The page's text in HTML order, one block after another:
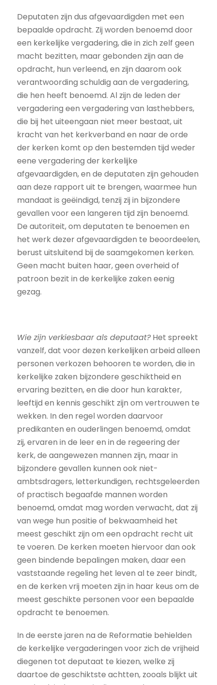
Deputaten zijn dus afgevaardigden met een
bepaalde opdracht. Zij worden benoemd door
een kerkelijke vergadering, die in zich zelf geen
macht bezitten, maar gebonden zijn aan de
opdracht, hun verleend, en zijn daarom ook
verantwoording schuldig aan de vergadering,
die hen heeft benoemd. Al zijn de leden der
vergadering een vergadering van lasthebbers,
die bij het uiteengaan niet meer bestaat, uit
kracht van het kerkverband en naar de orde
der kerken komt op den bestemden tijd weder
eene vergadering der kerkelijke
afgevaardigden, en de deputaten zijn gehouden
aan deze rapport uit te brengen, waarmee hun
mandaat is geëindigd, tenzij zij in bijzondere
gevallen voor een langeren tijd zijn benoemd.
De autoriteit, om deputaten te benoemen en
het werk dezer afgevaardigden te beoordeelen,
berust uitsluitend bij de saamgekomen kerken.
Geen macht buiten haar, geen overheid of
patroon bezit in de kerkelijke zaken eenig
gezag.
Wie zijn verkiesbaar als deputaat?Het spreekt
vanzelf, dat voor dezen kerkelijken arbeid alleen
personen verkozen behooren te worden, die in
kerkelijke zaken bijzondere geschiktheid en
ervaring bezitten, en die door hun karakter,
leeftijd en kennis geschikt zijn om vertrouwen te
wekken. In den regel worden daarvoor
predikanten en ouderlingen benoemd, omdat
zij, ervaren in de leer en in de regeering der
kerk, de aangewezen mannen zijn, maar in
bijzondere gevallen kunnen ook niet-
ambtsdragers, letterkundigen, rechtsgeleerden
of practisch begaafde mannen worden
benoemd, omdat mag worden verwacht, dat zij
van wege hun positie of bekwaamheid het
meest geschikt zijn om een opdracht recht uit
te voeren. De kerken moeten hiervoor dan ook
geen bindende bepalingen maken, daar een
vaststaande regeling het leven al te zeer bindt,
en de kerken vrij moeten zijn in haar keus om de
meest geschikte personen voor een bepaalde
opdracht te benoemen.
In de eerste jaren na de Reformatie behielden
de kerkelijke vergaderingen voor zich de vrijheid
diegenen tot deputaat te kiezen, welke zij
daartoe de geschiktste achtten, zooals blijkt uit